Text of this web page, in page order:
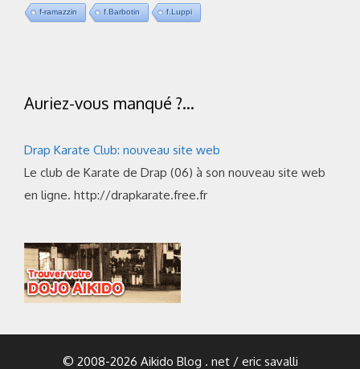
f-ramazzin f.Barbotin f.Luppi
Auriez-vous manqué ?…
Drap Karate Club: nouveau site web
Le club de Karate de Drap (06) à son nouveau site web
en ligne. http://drapkarate.free.fr
© 2008-2026 Aikido Blog . net / eric savalli